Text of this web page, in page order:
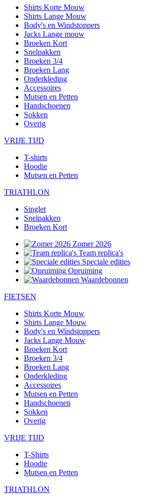
Shirts Korte Mouw
Shirts Lange Mouw
Body's en Windstoppers
Jacks Lange mouw
Broeken Kort
Snelpakken
Broeken 3/4
Broeken Lang
Onderkleding
Accessoires
Mutsen en Petten
Handschoenen
Sokken
Overig
VRIJE TIJD
T-shirts
Hoodie
Mutsen en Petten
TRIATHLON
Singlet
Snelpakken
Broeken Kort
Zomer 2026
Team replica's
Speciale edities
Opruiming
Waardebonnen
FIETSEN
Shirts Korte Mouw
Shirts Lange Mouw
Body's en Windstoppers
Jacks Lange Mouw
Broeken Kort
Broeken 3/4
Broeken Lang
Onderkleding
Accessoires
Mutsen en Petten
Handschoenen
Sokken
Overig
VRIJE TIJD
T-Shirts
Hoodie
Mutsen en Petten
TRIATHLON